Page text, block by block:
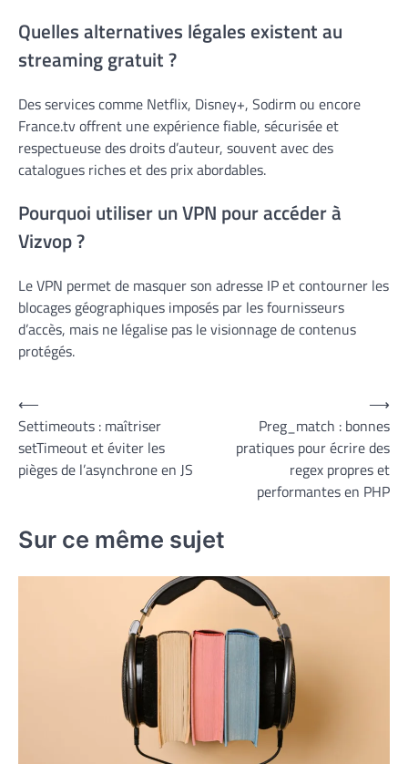
Quelles alternatives légales existent au
streaming gratuit ?
Des services comme Netflix, Disney+, Sodirm ou encore
France.tv offrent une expérience fiable, sécurisée et
respectueuse des droits d’auteur, souvent avec des
catalogues riches et des prix abordables.
Pourquoi utiliser un VPN pour accéder à
Vizvop ?
Le VPN permet de masquer son adresse IP et contourner les
blocages géographiques imposés par les fournisseurs
d’accès, mais ne légalise pas le visionnage de contenus
protégés.
Navigation
de
l’article
⟵
Settimeouts : maîtriser
setTimeout et éviter les
pièges de l’asynchrone en JS
Preg_match : bonnes
pratiques pour écrire des
regex propres et
performantes en PHP
⟶
Sur ce même sujet